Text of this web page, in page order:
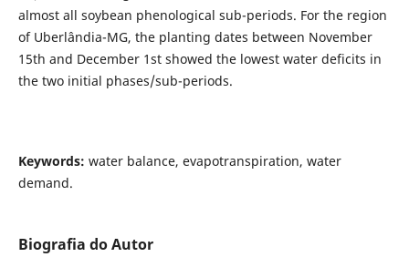
almost all soybean phenological sub-periods. For the region
of Uberlândia-MG, the planting dates between November
15th and December 1st showed the lowest water deficits in
the two initial phases/sub-periods.
Keywords: water balance, evapotranspiration, water
demand.
Biografia do Autor